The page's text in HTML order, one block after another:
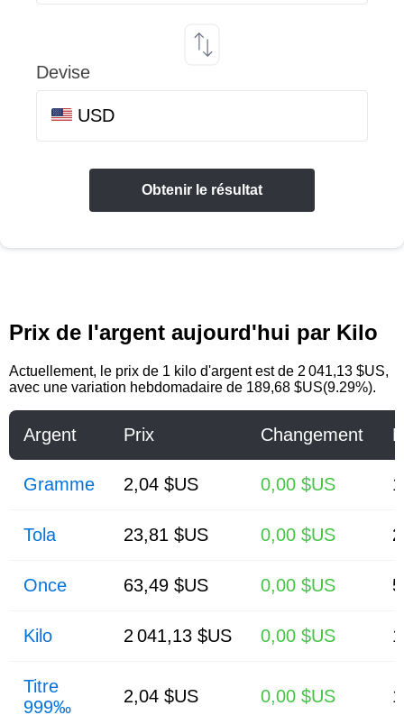
Devise
USD
Obtenir le résultat
Prix de l'argent aujourd'hui par Kilo
Actuellement, le prix de 1 kilo d'argent est de 2 041,13 $US,
avec une variation hebdomadaire de 189,68 $US(9.29%).
Argent Prix Changement
Gramme 2,04 $US 0,00 $US
Tola 23,81 $US 0,00 $US
Once 63,49 $US 0,00 $US
Kilo 2 041,13 $US 0,00 $US
Titre
999‰
2,04 $US 0,00 $US